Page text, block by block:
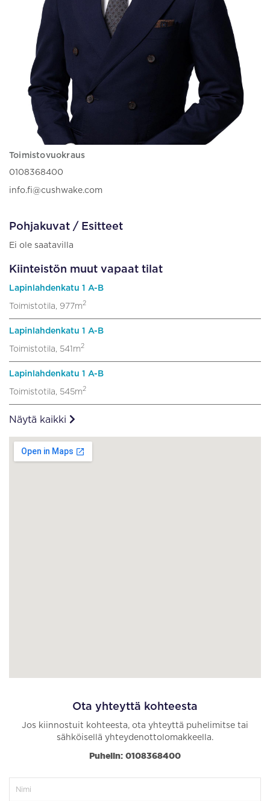
Toimistovuokraus
0108368400
info.fi@cushwake.com
Pohjakuvat / Esitteet
Ei ole saatavilla
Kiinteistön muut vapaat tilat
Lapinlahdenkatu 1 A-B
Toimistotila, 977m2
Lapinlahdenkatu 1 A-B
Toimistotila, 541m2
Lapinlahdenkatu 1 A-B
Toimistotila, 545m2
Näytä kaikki
Ota yhteyttä kohteesta
Jos kiinnostuit kohteesta, ota yhteyttä puhelimitse tai
sähköisellä yhteydenottolomakkeella.
Puhelin: 0108368400